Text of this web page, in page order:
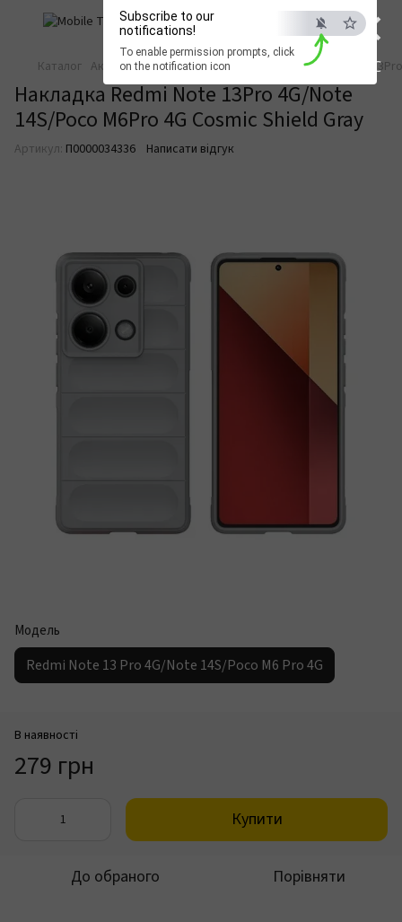
×
ESC
Subscribe to our
notifications!
To enable permission prompts, click
on the notification icon
Каталог Аксесуари для смартфонів Накладка Redmi Note
Накладка Redmi Note 13Pro 4G/Note
14S/Poco M6Pro 4G Cosmic Shield Gray
Артикул: П0000034336 Написати відгук
Модель
Redmi Note 13 Pro 4G/Note 14S/Poco M6 Pro 4G
В наявності
279 грн
Купити
До обраного Порівняти